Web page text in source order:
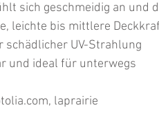
sich geschmeidig an
leichte bis mittlere
schädlicher UV-Strahlung
und ideal für unterwegs
laprairie